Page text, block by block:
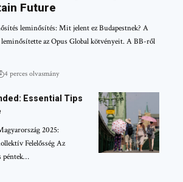
Future
leminősítés: Mit jelent ez Budapestnek? A
az Opus Global kötvényeit. A BB-ről
4 perces olvasmány
Essential Tips
2025:
Felelősség Az
péntek…